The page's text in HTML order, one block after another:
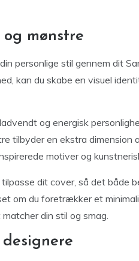
mønstre
personlige stil gennem dit
kan du skabe en visuel
og energisk
tilbyder en ekstra dimension
motiver og
dit cover, så det både
om du foretrækker et
din stil og smag.